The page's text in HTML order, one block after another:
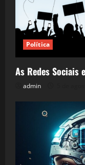
Política
As Redes Sociais
admin